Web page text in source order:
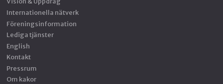
Internationella nätverk
Föreningsinformation
Lediga tjänster
English
Kontakt
Pressrum
Om kakor